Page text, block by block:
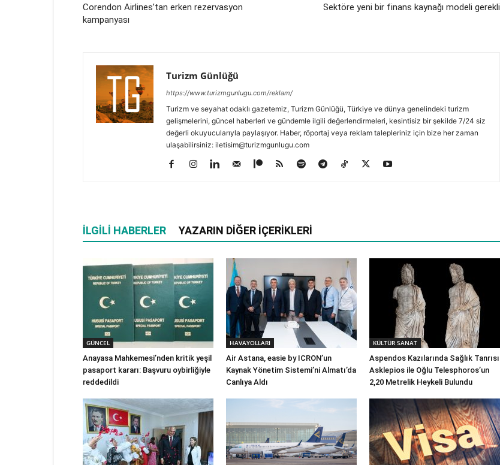
Corendon Airlines’tan erken rezervasyon
kampanyası
Sektöre yeni bir finans kaynağı modeli gerekli
Turizm Günlüğü
https://www.turizmgunlugu.com/reklam/
Turizm ve seyahat odaklı gazetemiz, Turizm Günlüğü, Türkiye ve dünya genelindeki turizm
gelişmelerini, güncel haberleri ve gündemle ilgili değerlendirmeleri, kesintisiz bir şekilde 7/24 siz
değerli okuyucularıyla paylaşıyor. Haber, röportaj veya reklam talepleriniz için bize her zaman
ulaşabilirsiniz: iletisim@turizmgunlugu.com
İLGILI HABERLER YAZARIN DIĞER İÇERIKLERI
GÜNCEL
Anayasa Mahkemesi’nden kritik yeşil
pasaport kararı: Başvuru oybirliğiyle
reddedildi
HAVAYOLLARI
Air Astana, easie by ICRON’un
Kaynak Yönetim Sistemi’ni Almatı’da
Canlıya Aldı
KÜLTÜR SANAT
Aspendos Kazılarında Sağlık Tanrısı
Asklepios ile Oğlu Telesphoros’un
2,20 Metrelik Heykeli Bulundu